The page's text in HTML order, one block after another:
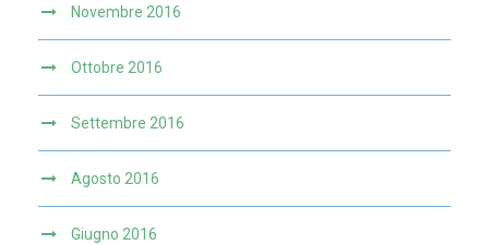
Novembre 2016
Ottobre 2016
Settembre 2016
Agosto 2016
Giugno 2016